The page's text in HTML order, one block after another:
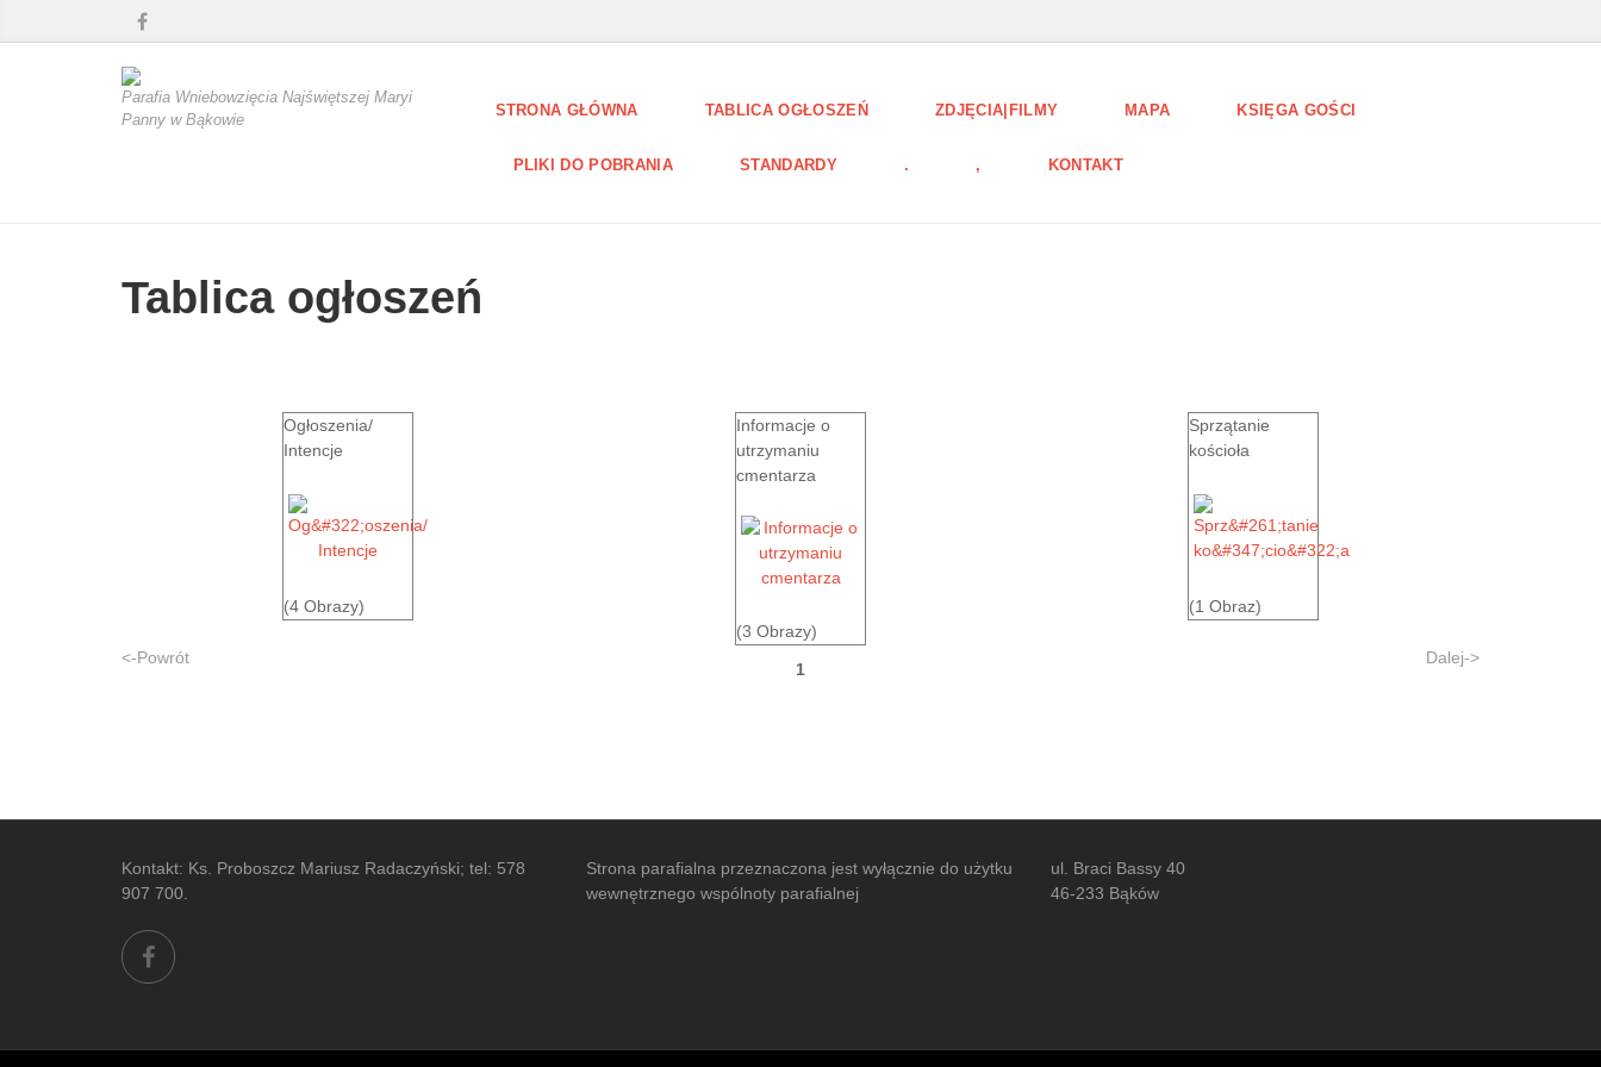
Parafia Wniebowzięcia Najświętszej Maryi
Panny w Bąkowie
STRONA GŁÓWNA TABLICA OGŁOSZEŃ ZDJĘCIA|FILMY MAPA KSIĘGA GOŚCI
PLIKI DO POBRANIA STANDARDY . , KONTAKT
Tablica ogłoszeń
Ogłoszenia/
Intencje
(4 Obrazy)
Informacje o
utrzymaniu
cmentarza
(3 Obrazy)
Sprzątanie
kościoła
(1 Obraz)
<-Powrót
1
Dalej->
Kontakt: Ks. Proboszcz Mariusz Radaczyński; tel: 578
907 700.
Strona parafialna przeznaczona jest wyłącznie do użytku
wewnętrznego wspólnoty parafialnej
ul. Braci Bassy 40
46-233 Bąków